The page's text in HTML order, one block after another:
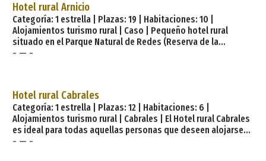
Disfruta de las comodidades de nuestro Hotel, de la
gastronomía de nuestra región, de las rutas turísticas p
Hotel rural Arnicio
Categoría: 1 estrella | Plazas: 19 | Habitaciones: 10 |
Alojamientos turismo rural | Caso | Pequeño hotel rural
situado en el Parque Natural de Redes (Reserva de la
Biosfera). Se encuentra en una antigua casona de indianos
en bicicleta, en 4x4, observar la berrea de los venados y
distintas actividades que realizamos desde el hotel según la
temporada
- — -
Hotel rural Cabrales
Categoría: 1 estrella | Plazas: 12 | Habitaciones: 6 |
Alojamientos turismo rural | Cabrales | El Hotel rural Cabrales
es ideal para todas aquellas personas que deseen alojarse
en Cabrales, la puerta de entrada a los Picos de Europa. El
- — -